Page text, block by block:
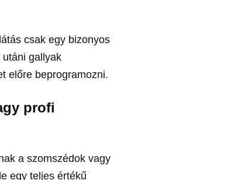
csak egy bizonyos
gallyak
előre beprogramozni.
profi
a szomszédok vagy
egy teljes értékű